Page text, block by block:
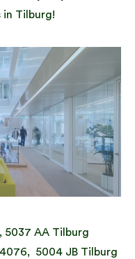
in Tilburg!
5037 AA Tilburg
4076, 5004 JB Tilburg